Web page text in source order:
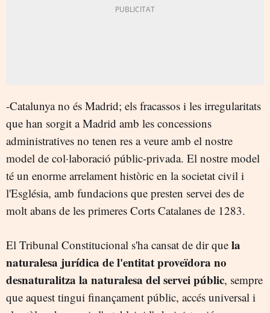
-Catalunya no és Madrid; els fracassos i les irregularitats
que han sorgit a Madrid amb les concessions
administratives no tenen res a veure amb el nostre
model de col·laboració públic-privada. El nostre model
té un enorme arrelament històric en la societat civil i
l'Església, amb fundacions que presten servei des de
molt abans de les primeres Corts Catalanes de 1283.
El Tribunal Constitucional s'ha cansat de dir que la
naturalesa jurídica de l'entitat proveïdora no
desnaturalitza la naturalesa del servei públic, sempre
que aquest tingui finançament públic, accés universal i